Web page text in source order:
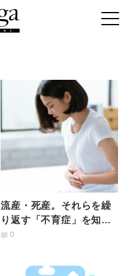
流産・死産。それらを繰
り返す「不育症」を知っ
てますか？【不妊治療の
0